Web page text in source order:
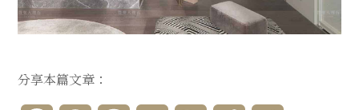
分享本篇文章：